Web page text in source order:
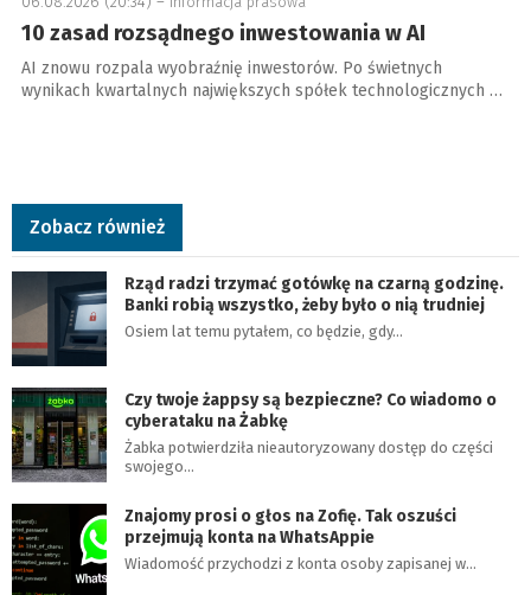
10 zasad rozsądnego inwestowania w AI
AI znowu rozpala wyobraźnię inwestorów. Po świetnych
wynikach kwartalnych największych spółek technologicznych …
Zobacz również
Rząd radzi trzymać gotówkę na czarną godzinę.
Banki robią wszystko, żeby było o nią trudniej
Osiem lat temu pytałem, co będzie, gdy…
Czy twoje żappsy są bezpieczne? Co wiadomo o
cyberataku na Żabkę
Żabka potwierdziła nieautoryzowany dostęp do części
swojego…
Znajomy prosi o głos na Zofię. Tak oszuści
przejmują konta na WhatsAppie
Wiadomość przychodzi z konta osoby zapisanej w…